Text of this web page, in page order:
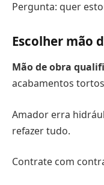
Pergunta: quer
Escolher mão
Mão de obra
acabamentos
Amador erra
refazer tudo.
Contrate com